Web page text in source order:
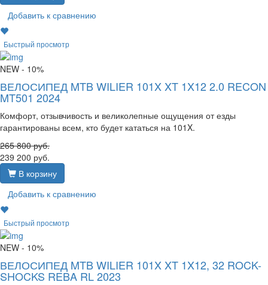
Добавить к сравнению
Быстрый просмотр
NEW - 10%
ВЕЛОСИПЕД MTB WILIER 101X XT 1X12 2.0 RECON
MT501 2024
Комфорт, отзывчивость и великолепные ощущения от езды
гарантированы всем, кто будет кататься на 101X.
265 800руб.
239 200 руб.
В корзину
Добавить к сравнению
Быстрый просмотр
NEW - 10%
ВЕЛОСИПЕД MTB WILIER 101X XT 1X12, 32 ROCK-
SHOCKS REBA RL 2023